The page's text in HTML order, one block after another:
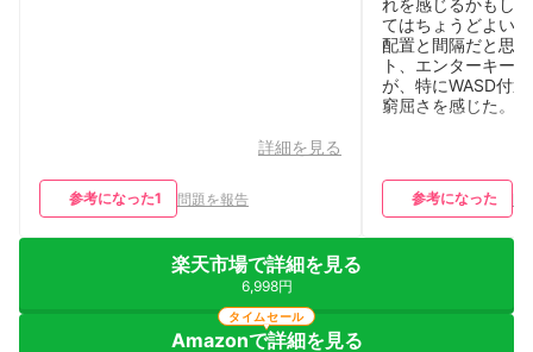
詳細を見る
参考になった1 問題を報告
てはちょうどよい
配置と間隔だと思
ト、エンターキー
が、特にWASD付
窮屈さを感じた
参考になった
楽天市場で詳細を見る
6,998円
Amazonで詳細を見る
タイムセール